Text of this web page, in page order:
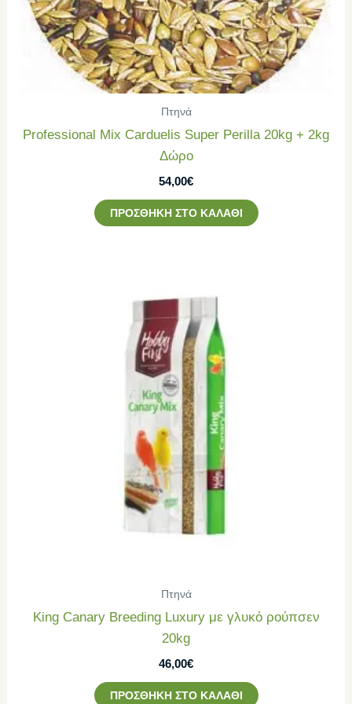
Πτηνά
Professional Mix Carduelis Super Perilla 20kg + 2kg
Δώρο
54,00€
ΠΡΟΣΘΉΚΗ ΣΤΟ ΚΑΛΆΘΙ
Πτηνά
King Canary Breeding Luxury με γλυκό ρούπσεν
20kg
46,00€
ΠΡΟΣΘΉΚΗ ΣΤΟ ΚΑΛΆΘΙ